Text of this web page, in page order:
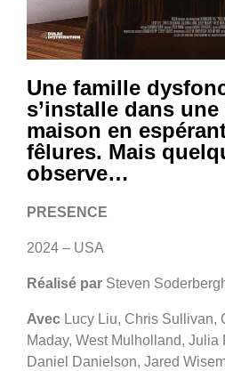
Une famille
s’installe dans
maison en
fêlures. Mais
observe…
PRESENCE
2024 – USA
Réalisé par Steven
Avec Lucy Liu, Chris Sullivan,
Maday, West Mulholland, Julia
Daniel Danielson, Jared